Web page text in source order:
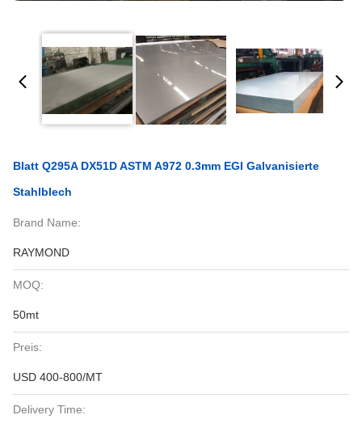
Blatt Q295A DX51D ASTM A972 0.3mm EGI Galvanisierte
Stahlblech
Brand Name:
RAYMOND
MOQ:
50mt
Preis:
USD 400-800/MT
Delivery Time: